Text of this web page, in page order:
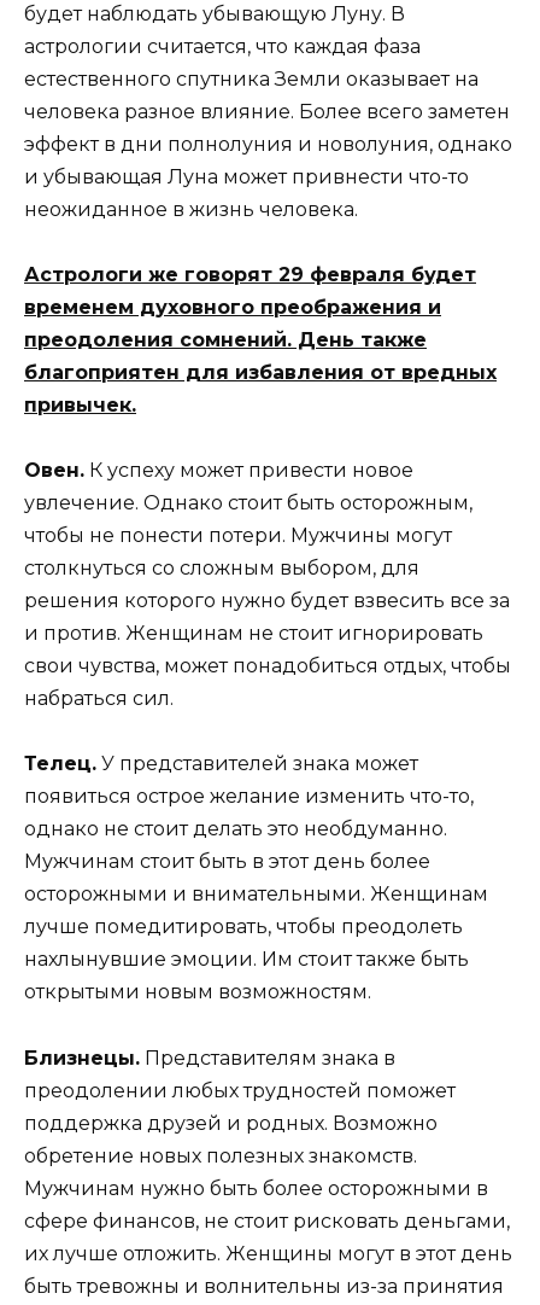
будет наблюдать убывающую Луну. В
астрологии считается, что каждая фаза
естественного спутника Земли оказывает на
человека разное влияние. Более всего заметен
эффект в дни полнолуния и новолуния, однако
и убывающая Луна может привнести что-то
неожиданное в жизнь человека.
Астрологи же говорят 29 февраля будет
временем духовного преображения и
преодоления сомнений. День также
благоприятен для избавления от вредных
привычек.
Овен. К успеху может привести новое
увлечение. Однако стоит быть осторожным,
чтобы не понести потери. Мужчины могут
столкнуться со сложным выбором, для
решения которого нужно будет взвесить все за
и против. Женщинам не стоит игнорировать
свои чувства, может понадобиться отдых, чтобы
набраться сил.
Телец. У представителей знака может
появиться острое желание изменить что-то,
однако не стоит делать это необдуманно.
Мужчинам стоит быть в этот день более
осторожными и внимательными. Женщинам
лучше помедитировать, чтобы преодолеть
нахлынувшие эмоции. Им стоит также быть
открытыми новым возможностям.
Близнецы. Представителям знака в
преодолении любых трудностей поможет
поддержка друзей и родных. Возможно
обретение новых полезных знакомств.
Мужчинам нужно быть более осторожными в
сфере финансов, не стоит рисковать деньгами,
их лучше отложить. Женщины могут в этот день
быть тревожны и волнительны из-за принятия